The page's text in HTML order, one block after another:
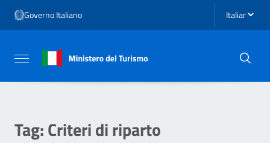
Vai al menu di navigazione
Vai al footer
Governo Italiano Seleziona
Attiva / disattiva la navigazione
Tag:Criteri di riparto